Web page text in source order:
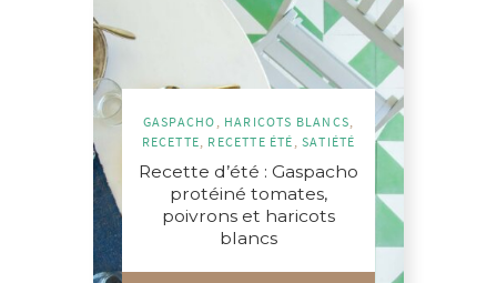
GASPACHO HARICOTS BLANCS
RECETTE RECETTE ÉTÉ SATIÉTÉ
Recette d’été : Gaspacho
protéiné tomates,
poivrons et haricots
blancs